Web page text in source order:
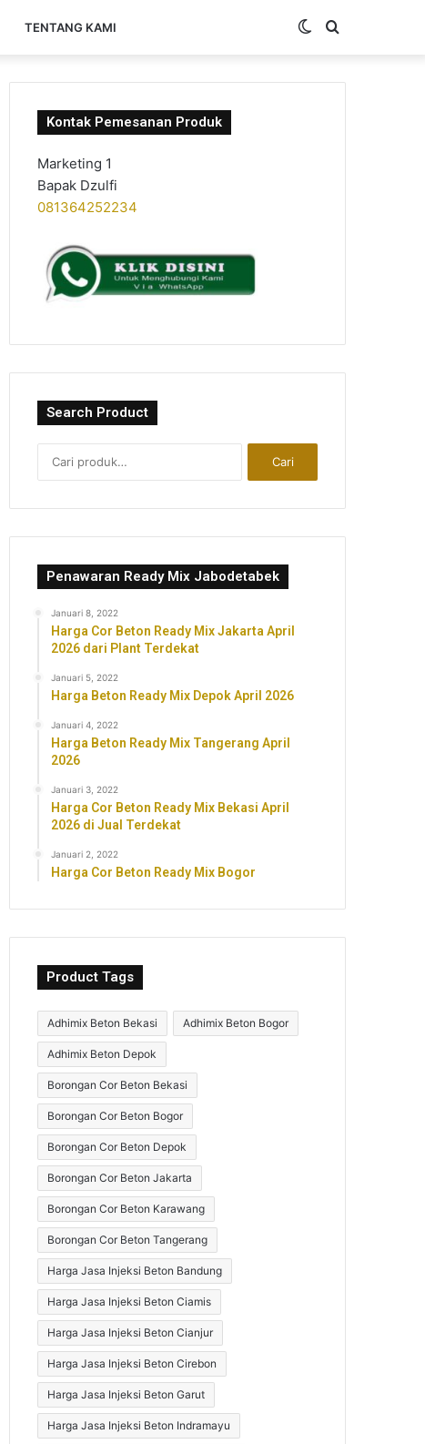
TENTANG KAMI Search
for
Switch
skin
Kontak Pemesanan Produk
Marketing 1
Bapak Dzulfi
081364252234
Search Product
untuk:
Cari
Penawaran Ready Mix Jabodetabek
Januari 8, 2022
Harga Cor Beton Ready Mix Jakarta April
2026 dari Plant Terdekat
Januari 5, 2022
Harga Beton Ready Mix Depok April 2026
Januari 4, 2022
Harga Beton Ready Mix Tangerang April
2026
Januari 3, 2022
Harga Cor Beton Ready Mix Bekasi April
2026 di Jual Terdekat
Januari 2, 2022
Harga Cor Beton Ready Mix Bogor
Product Tags
Adhimix Beton Bekasi Adhimix Beton Bogor
Adhimix Beton Depok
Borongan Cor Beton Bekasi
Borongan Cor Beton Bogor
Borongan Cor Beton Depok
Borongan Cor Beton Jakarta
Borongan Cor Beton Karawang
Borongan Cor Beton Tangerang
Harga Jasa Injeksi Beton Bandung
Harga Jasa Injeksi Beton Ciamis
Harga Jasa Injeksi Beton Cianjur
Harga Jasa Injeksi Beton Cirebon
Harga Jasa Injeksi Beton Garut
Harga Jasa Injeksi Beton Indramayu